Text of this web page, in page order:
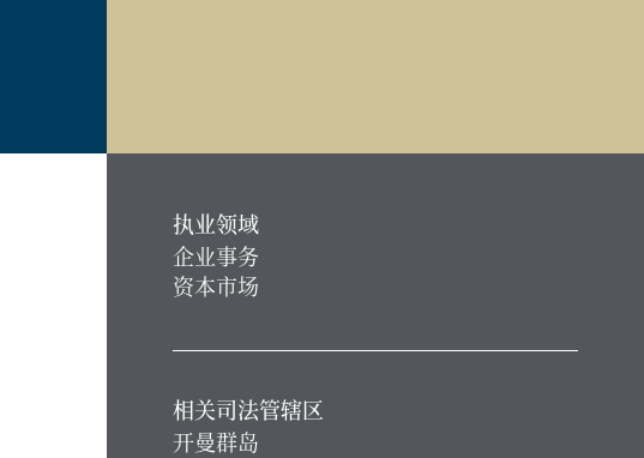
执业领域
企业事务
资本市场
相关司法管辖区
开曼群岛